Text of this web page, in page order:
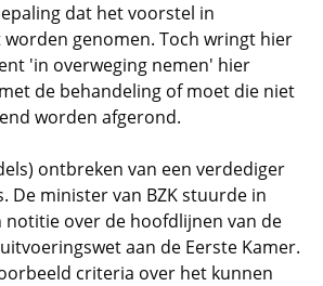
dat het voorstel in
genomen. Toch wringt hier
'in overweging nemen' hier
de behandeling of moet die niet
worden afgerond.
ontbreken van een verdediger
De minister van BZK stuurde in
notitie over de hoofdlijnen van de
aan de Eerste Kamer.
criteria over het kunnen